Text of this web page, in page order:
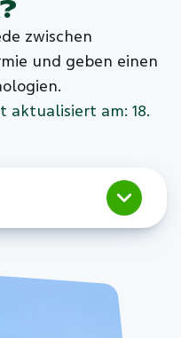
zwischen
und geben einen
aktualisiert am: 18.